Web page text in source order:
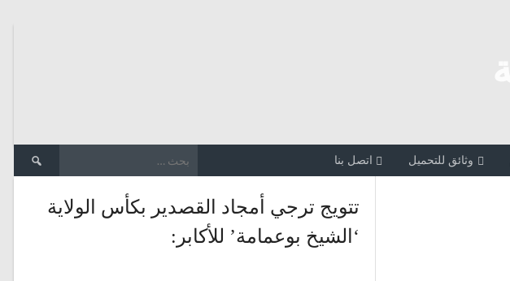
وثائق للتحميل اتصل بنا
تتويج ترجي أمجاد القصدير بكأس الولاية
‘الشيخ بوعمامة’ للأكابر: